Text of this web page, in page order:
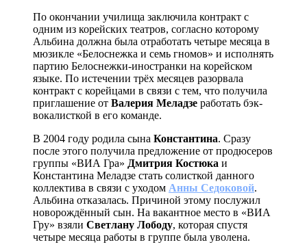
По окончании училища заключила контракт с
одним из корейских театров, согласно которому
Альбина должна была отработать четыре месяца в
мюзикле «Белоснежка и семь гномов» и исполнять
партию Белоснежки-иностранки на корейском
языке. По истечении трёх месяцев разорвала
контракт с корейцами в связи с тем, что получила
приглашение от Валерия Меладзе работать бэк-
вокалисткой в его команде.
В 2004 году родила сына Константина. Сразу
после этого получила предложение от продюсеров
группы «ВИА Гра» Дмитрия Костюка и
Константина Меладзе стать солисткой данного
коллектива в связи с уходом Анны Седоковой.
Альбина отказалась. Причиной этому послужил
новорождённый сын. На вакантное место в «ВИА
Гру» взяли Светлану Лободу, которая спустя
четыре месяца работы в группе была уволена.